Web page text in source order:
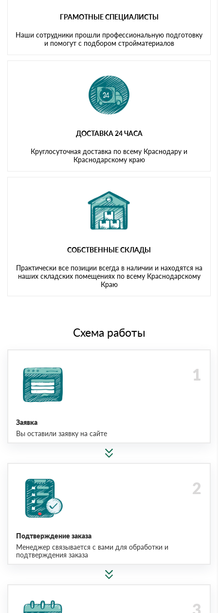
ГРАМОТНЫЕ СПЕЦИАЛИСТЫ
Наши сотрудники прошли профессиональную подготовку
и помогут с подбором стройматериалов
ДОСТАВКА 24 ЧАСА
Круглосуточная доставка по всему Краснодару и
Краснодарскому краю
СОБСТВЕННЫЕ СКЛАДЫ
Практически все позиции всегда в наличии и находятся на
наших складских помещениях по всему Краснодарскому
Краю
Схема работы
Заявка
Вы оставили заявку на сайте
Подтверждение заказа
Менеджер связывается с вами для обработки и
подтверждения заказа